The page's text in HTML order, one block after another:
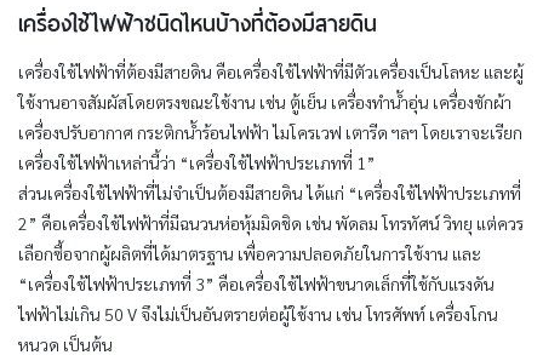
เครื่องใช้ไฟฟ้าชนิดไหนบ้างที่ต้องมีสายดิน
เครื่องใช้ไฟฟ้าที่ต้องมีสายดิน คือเครื่องใช้ไฟฟ้าที่มีตัวเครื่องเป็นโลหะ และผู้
ใช้งานอาจสัมผัสโดยตรงขณะใช้งาน เช่น ตู้เย็น เครื่องทำน้ำอุ่น เครื่องซักผ้า
เครื่องปรับอากาศ กระติกน้ำร้อนไฟฟ้า ไมโครเวฟ เตารีด ฯลฯ โดยเราจะเรียก
เครื่องใช้ไฟฟ้าเหล่านี้ว่า “เครื่องใช้ไฟฟ้าประเภทที่ 1”
ส่วนเครื่องใช้ไฟฟ้าที่ไม่จำเป็นต้องมีสายดิน ได้แก่ “เครื่องใช้ไฟฟ้าประเภทที่
2” คือเครื่องใช้ไฟฟ้าที่มีฉนวนห่อหุ้มมิดชิด เช่น พัดลม โทรทัศน์ วิทยุ แต่ควร
เลือกซื้อจากผู้ผลิตที่ได้มาตรฐาน เพื่อความปลอดภัยในการใช้งาน และ
“เครื่องใช้ไฟฟ้าประเภทที่ 3” คือเครื่องใช้ไฟฟ้าขนาดเล็กที่ใช้กับแรงดัน
ไฟฟ้าไม่เกิน 50 V จึงไม่เป็นอันตรายต่อผู้ใช้งาน เช่น โทรศัพท์ เครื่องโกน
หนวด เป็นต้น